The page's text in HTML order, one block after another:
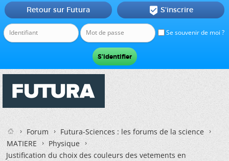
Se souvenir de moi ?
Retour sur Futura  S'inscrire
Forum
Futura-Sciences : les forums de la science
MATIERE
Physique
Justification du choix des couleurs des vetements en